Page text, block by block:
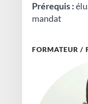
Prérequis :
mandat
FORMATEUR /